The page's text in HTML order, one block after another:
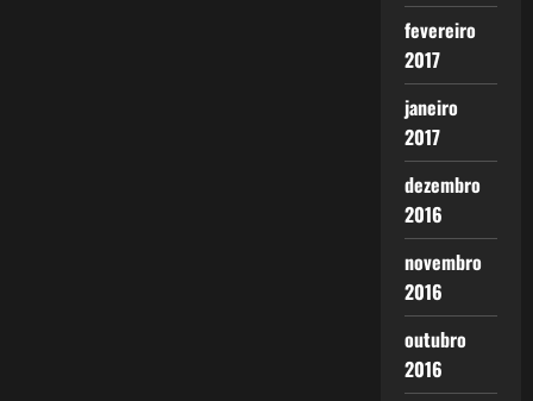
fevereiro
2017
janeiro
2017
dezembro
2016
novembro
2016
outubro
2016